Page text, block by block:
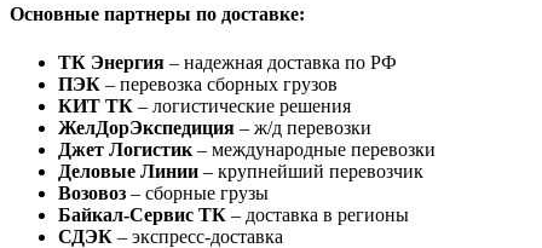
Основные партнеры по доставке:
ТК Энергия – надежная доставка по РФ
ПЭК – перевозка сборных грузов
КИТ ТК – логистические решения
ЖелДорЭкспедиция – ж/д перевозки
Джет Логистик – международные перевозки
Деловые Линии – крупнейший перевозчик
Возовоз – сборные грузы
Байкал-Сервис ТК – доставка в регионы
СДЭК – экспресс-доставка